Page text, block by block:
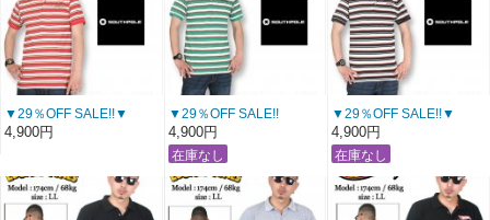
▼29％OFF SALE!!▼
SOUTH POLE /サウスポ
〔 アメージング 服 〕
4,900円
▼29％OFF SALE!!
▼SOUTH POLE /サウス
ポール ポロシャツ【グリ
ーンボーダー】〔 アメー
ジング 服 〕
4,900円
▼29％OFF SALE!!▼
SOUTH POLE /サウスポ
ール ポロシャツ
【ブラックボーダー】
〔 アメージング 服 〕
4,900円